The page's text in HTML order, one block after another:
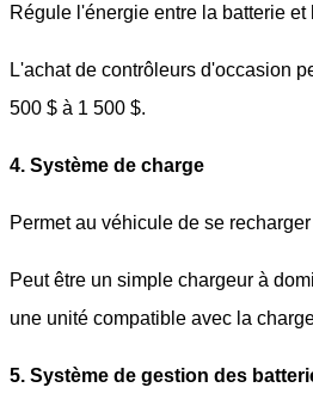
Régule l'énergie entre la batterie et
L'achat de contrôleurs d'occasion
500 $ à 1 500 $.
4. Système de charge
Permet au véhicule de se
Peut être un simple chargeur à
une unité compatible avec la
5. Système de gestion des